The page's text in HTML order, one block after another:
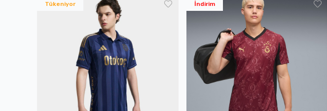
Tükeniyor İndirim